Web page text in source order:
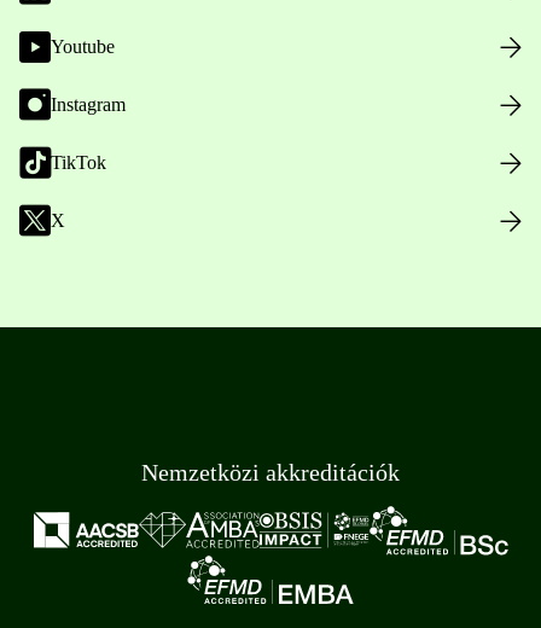
Youtube
Instagram
TikTok
X
Nemzetközi akkreditációk